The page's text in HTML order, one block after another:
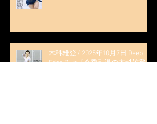
木科雄登 / 2025年10月7日 Deep
Edge Plus『今季引退の木科雄登、